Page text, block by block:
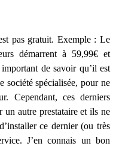
pas gratuit. Exemple : Le
démarrent à 59,99€ et
de savoir qu’il est
société spécialisée, pour ne
Cependant, ces derniers
un autre prestataire et ils ne
ce dernier (ou très
J’en connais un bon